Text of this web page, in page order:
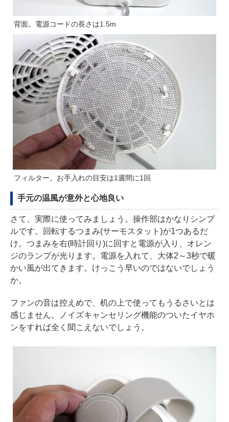
背面。電源コードの長さは1.5m
フィルター。お手入れの目安は1週間に1回
手元の温風が意外と心地良い
さて、実際に使ってみましょう。操作部はかなりシンプ
ルです。回転するつまみ(サーモスタット)が1つあるだ
け。つまみを右(時計回り)に回すと電源が入り、オレン
ジのランプが光ります。電源を入れて、大体2～3秒で暖
かい風が出てきます。けっこう早いのではないでしょう
か。
ファンの音は控えめで、机の上で使ってもうるさいとは
感じません。ノイズキャンセリング機能のついたイヤホ
ンをすれば全く聞こえないでしょう。